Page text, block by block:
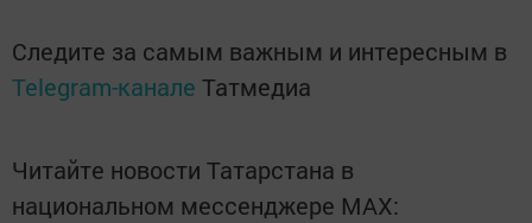
Следите за самым важным и интересным в
Telegram-канале Татмедиа
Читайте новости Татарстана в
национальном мессенджере MАХ: